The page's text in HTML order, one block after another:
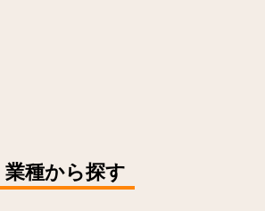
業種から探す